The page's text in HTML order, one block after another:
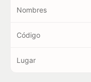
Nombres
Código
Lugar